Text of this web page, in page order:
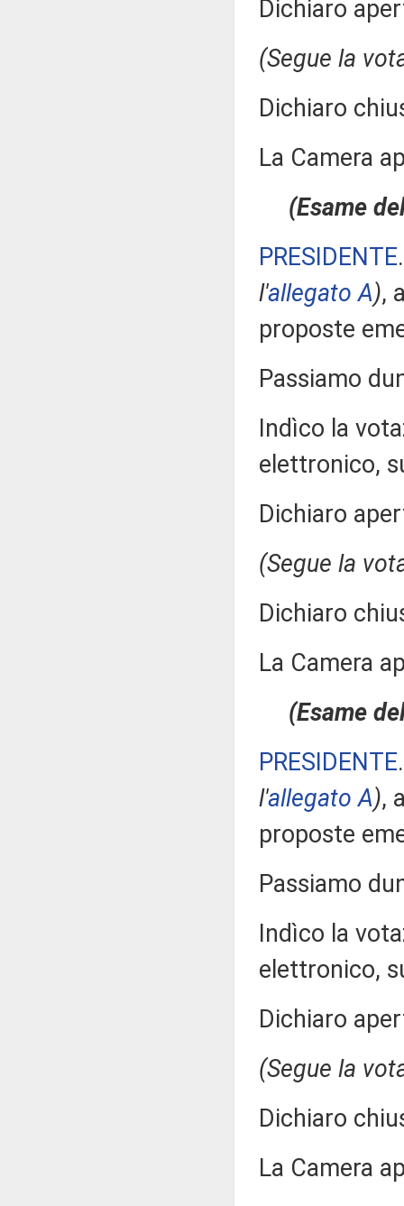
Dichiaro
(Segue la
Dichiaro
La Camera
(Esame
PRESIDENTE
l'allegato A),
proposte
Passiamo
Indìco la
elettronico,
Dichiaro
(Segue la
Dichiaro
La Camera
(Esame
PRESIDENTE
l'allegato A),
proposte
Passiamo
Indìco la
elettronico,
Dichiaro
(Segue la
Dichiaro
La Camera